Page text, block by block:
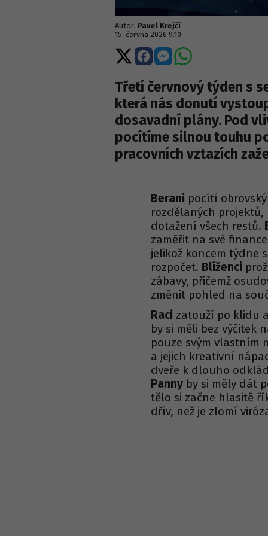
Autor: Pavel Krejčí
15. června 2026 9:10
Sdílet
na
Sdílet
na
Sdílet
na
Sdílet
Třetí červnový týden s
která nás donutí
dosavadní plány. Pod
pocítíme silnou touhu
pracovních vztazích
Berani pocítí
rozdělaných projektů,
dotažení všech restů.
zaměřit na své
jelikož koncem týdne
rozpočet. Blíženci
zábavy, přičemž
změnit pohled na
Raci zatouží po klidu
by si měli bez výčitek
pouze svým vlastním
a jejich kreativní
dveře k dlouho
Panny by si měly dát
tělo si začne hlasitě
dřív, než je zlomí